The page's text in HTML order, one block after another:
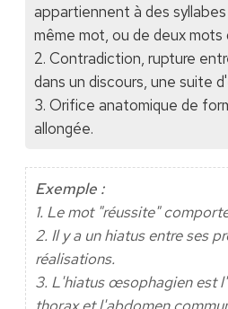
appartiennent à des
même mot, ou de deux mots
2. Contradiction, rupture
dans un discours, une suite
3. Orifice anatomique de
allongée.
Exemple :
1. Le mot "réussite"
2. Il y a un hiatus entre ses
réalisations.
3. L'hiatus œsophagien est